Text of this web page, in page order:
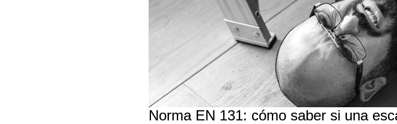
Norma EN 131: cómo saber si una